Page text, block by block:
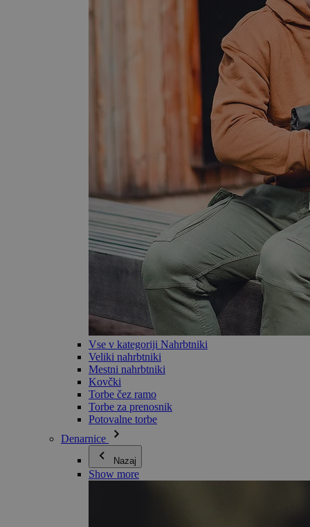
Vse v kategoriji Nahrbtniki
Veliki nahrbtniki
Mestni nahrbtniki
Kovčki
Torbe čez ramo
Torbe za prenosnik
Potovalne torbe
Denarnice
Nazaj
Show more